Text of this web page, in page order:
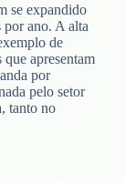
se expandido
ano. A alta
de
que apresentam
por
pelo setor
tanto no